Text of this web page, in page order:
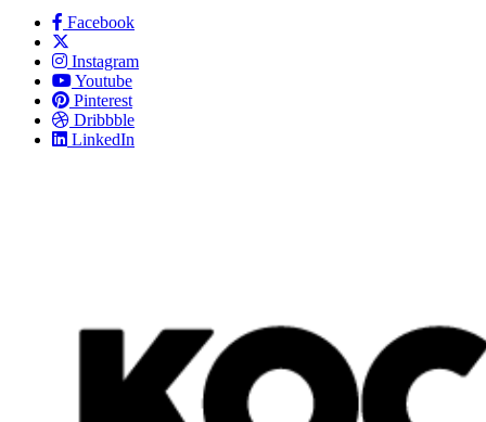
Facebook
Instagram
Youtube
Pinterest
Dribbble
LinkedIn